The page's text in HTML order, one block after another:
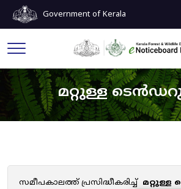
Government of Kerala
മറ്റുള്ള
സമീപകാലത്ത് പ്രസിദ്ധീകരിച്ച്